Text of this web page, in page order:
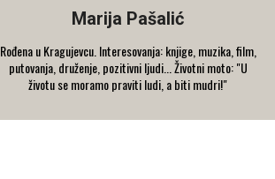
Marija Pašalić
​Rođena u Kragujevcu. Interesovanja: knjige, muzika, film,
putovanja, druženje, pozitivni ljudi... Životni moto: "U
životu se moramo praviti ludi, a biti mudri!"